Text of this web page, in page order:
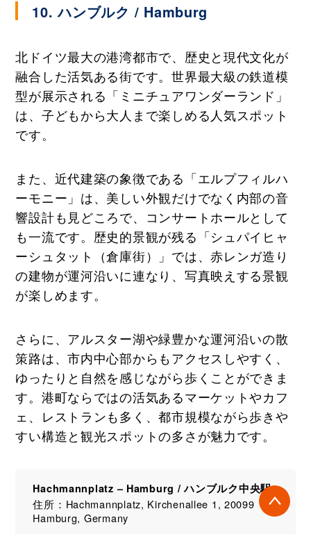
10. ハンブルク / Hamburg
北ドイツ最大の港湾都市で、歴史と現代文化が
融合した活気ある街です。世界最大級の鉄道模
型が展示される「ミニチュアワンダーランド」
は、子どもから大人まで楽しめる人気スポット
です。
また、近代建築の象徴である「エルプフィルハ
ーモニー」は、美しい外観だけでなく内部の音
響設計も見どころで、コンサートホールとして
も一流です。歴史的景観が残る「シュパイヒャ
ーシュタット（倉庫街）」では、赤レンガ造り
の建物が運河沿いに連なり、写真映えする景観
が楽しめます。
さらに、アルスター湖や緑豊かな運河沿いの散
策路は、市内中心部からもアクセスしやすく、
ゆったりと自然を感じながら歩くことができま
す。港町ならではの活気あるマーケットやカフ
ェ、レストランも多く、都市規模ながら歩きや
すい構造と観光スポットの多さが魅力です。
Hachmannplatz – Hamburg / ハンブルク中央駅
住所：Hachmannplatz, Kirchenallee 1, 20099
Hamburg, Germany